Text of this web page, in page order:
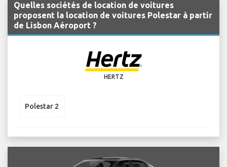
Quelles sociétés de location de voitures
proposent la location de voitures Polestar à partir
de Lisbon Aéroport ?
HERTZ
Polestar 2